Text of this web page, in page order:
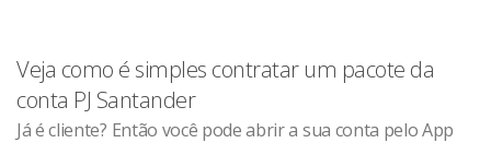
Veja como é simples contratar um pacote da
conta PJ Santander
Já é cliente? Então você pode abrir a sua conta pelo App